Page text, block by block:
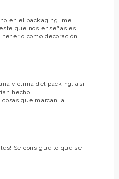
en el packaging, me
que nos enseñas es
tenerlo como decoración
victima del packing, así
hecho.
cosas que marcan la
Se consigue lo que se